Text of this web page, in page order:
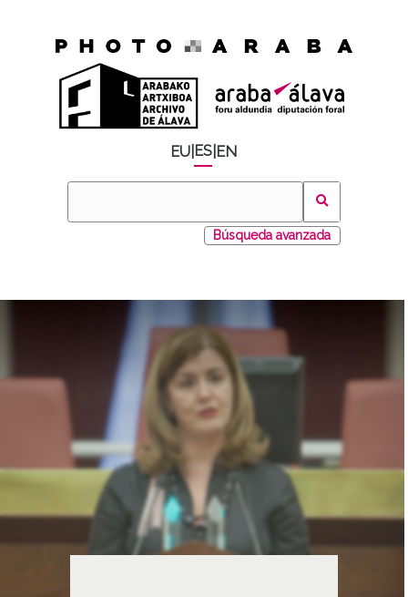
EU ES EN
Búsqueda avanzada